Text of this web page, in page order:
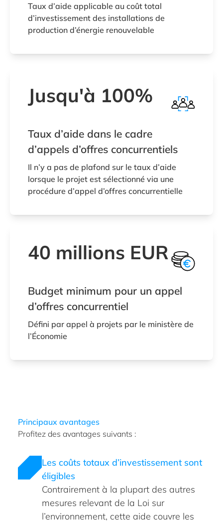
Taux d’aide applicable au coût total
d’investissement des installations de
production d’énergie renouvelable
Jusqu'à 100%
Taux d’aide dans le cadre
d’appels d’offres concurrentiels
Il n’y a pas de plafond sur le taux d’aide
lorsque le projet est sélectionné via une
procédure d’appel d’offres concurrentielle
40 millions EUR
Budget minimum pour un appel
d’offres concurrentiel
Défini par appel à projets par le ministère de
l’Économie
Principaux avantages
Profitez des avantages suivants :
Les coûts totaux d’investissement sont
éligibles
Contrairement à la plupart des autres
mesures relevant de la Loi sur
l’environnement, cette aide couvre les